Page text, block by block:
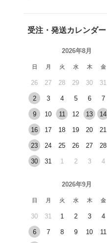
受注・発送カレンダー
2026年8月
日 月 火 水 木 金
26 27 28 29 30 31
2 3 4 5 6 7
9 10 11 12 13 14
16 17 18 19 20 21
23 24 25 26 27 28
30 31 1 2 3 4
2026年9月
日 月 火 水 木 金
30 31 1 2 3 4
6 7 8 9 10 11